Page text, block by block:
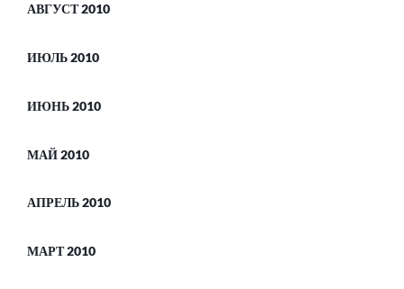
АВГУСТ 2010
ИЮЛЬ 2010
ИЮНЬ 2010
МАЙ 2010
АПРЕЛЬ 2010
МАРТ 2010